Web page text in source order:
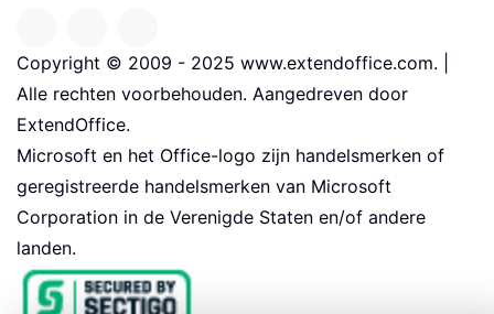
Copyright © 2009 - 2025 www.extendoffice.com. |
Alle rechten voorbehouden. Aangedreven door
ExtendOffice.
Microsoft en het Office-logo zijn handelsmerken of
geregistreerde handelsmerken van Microsoft
Corporation in de Verenigde Staten en/of andere
landen.